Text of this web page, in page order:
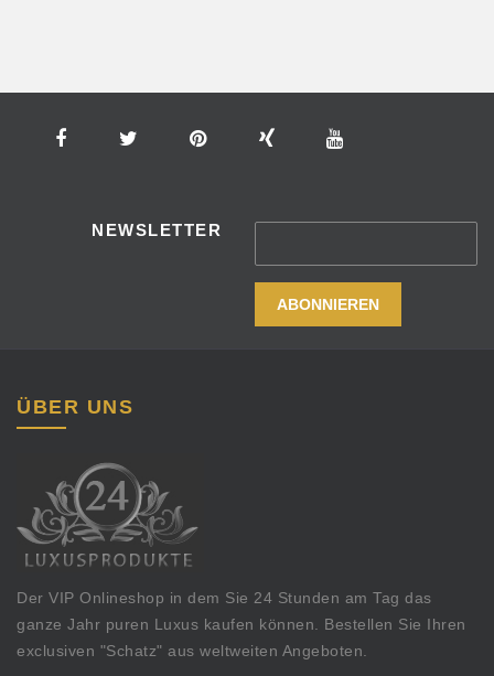
NEWSLETTER
ÜBER UNS
Der VIP Onlineshop in dem Sie 24 Stunden am Tag das
ganze Jahr puren Luxus kaufen können. Bestellen Sie Ihren
exclusiven "Schatz" aus weltweiten Angeboten.